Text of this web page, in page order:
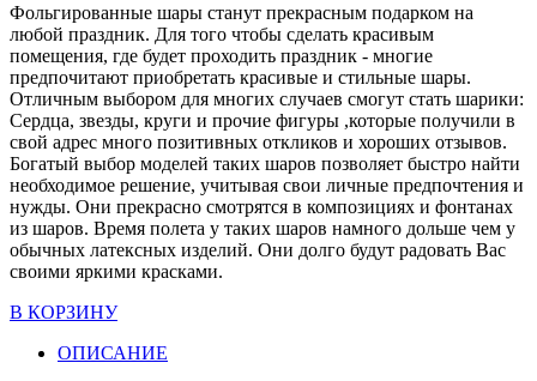
Фольгированные шары станут прекрасным подарком на
любой праздник. Для того чтобы сделать красивым
помещения, где будет проходить праздник - многие
предпочитают приобретать красивые и стильные шары.
Отличным выбором для многих случаев смогут стать шарики:
Сердца, звезды, круги и прочие фигуры ,которые получили в
свой адрес много позитивных откликов и хороших отзывов.
Богатый выбор моделей таких шаров позволяет быстро найти
необходимое решение, учитывая свои личные предпочтения и
нужды. Они прекрасно смотрятся в композициях и фонтанах
из шаров. Время полета у таких шаров намного дольше чем у
обычных латексных изделий. Они долго будут радовать Вас
своими яркими красками.
В КОРЗИНУ
ОПИСАНИЕ